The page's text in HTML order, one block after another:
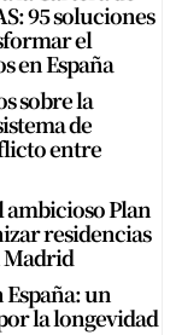
95 soluciones
el
en España
sobre la
de
entre
ambicioso Plan
residencias
Madrid
un
la longevidad